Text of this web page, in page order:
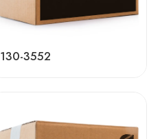
130-3552